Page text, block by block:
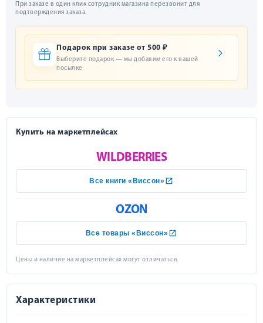
При заказе в один клик сотрудник магазина перезвонит для
подтверждения заказа.
Подарок при заказе от 500 ₽
Выберите подарок — мы добавим его к вашей
посылке
Купить на маркетплейсах
WILDBERRIES
Все книги «Виссон»
OZON
Все товары «Виссон»
Цены и наличие на маркетплейсах могут отличаться.
Характеристики